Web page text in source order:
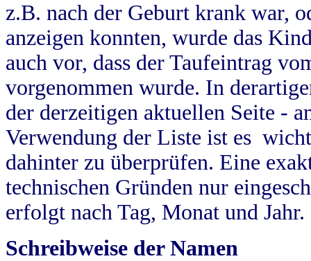
z.B. nach der Geburt krank war,
anzeigen konnten, wurde das
auch vor, dass der Taufeintrag
vorgenommen wurde. In
der derzeitigen aktuellen Seite -
Verwendung der Liste ist es
dahinter zu überprüfen. Eine
technischen Gründen nur
erfolgt nach Tag, Monat und Jahr.
Schreibweise der Namen